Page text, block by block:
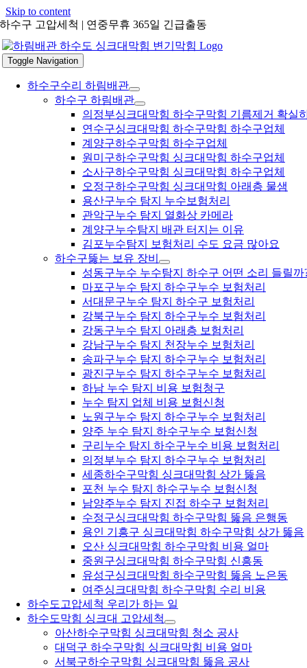
Skip to content
하수구 고압세척 | 연중무휴 365일 긴급출동
Toggle Navigation
하수구수리 하림배관
하수구 하림배관
의정부싱크대막힘 하수구막힘 기름제거 확실
연수구싱크대막힘 하수구막힘 하수구업체
계양구하수구막힘 하수구업체
원미구하수구막힘 싱크대막힘 하수구업체
소사구하수구막힘 싱크대막힘 하수구업체
오정구하수구막힘 싱크대막힘 아래층 물샘
용산구누수 탐지 누수보험처리
관악구누수 탐지 열화상 카메라
계양구누수탐지 배관 터지는 이유
김포누수탐지 보험처리 수도 요금 많아요
하수구뚫는 보유 장비
성동구누수 누수탐지 하수구 어떤 소리 들릴까
마포구누수 탐지 하수구누수 보험처리
서대문구누수 탐지 하수구 보험처리
강북구누수 탐지 하수구누수 보험처리
강동구누수 탐지 아래층 보험처리
강남구누수 탐지 천장누수 보험처리
송파구누수 탐지 하수구누수 보험처리
광진구누수 탐지 하수구누수 보험처리
하남 누수 탐지 비용 보험청구
누수 탐지 업체 비용 보험신청
노원구누수 탐지 하수구누수 보험처리
양주 누수 탐지 하수구누수 보험신청
구리누수 탐지 하수구누수 비용 보험처리
의정부누수 탐지 하수구누수 보험처리
세종하수구막힘 싱크대막힘 상가 뚫음
포천 누수 탐지 하수구누수 보험신청
남양주누수 탐지 진접 하수구 보험처리
수정구싱크대막힘 하수구막힘 뚫음 은행동
용인 기흥구 싱크대막힘 하수구막힘 상가 뚫음
오산 싱크대막힘 하수구막힘 비용 얼마
중원구싱크대막힘 하수구막힘 신흥동
유성구싱크대막힘 하수구막힘 뚫음 노은동
여주싱크대막힘 하수구막힘 수리 비용
하수도고압세척 우리가 하는 일
하수도막힘 싱크대 고압세척
아산하수구막힘 싱크대막힘 청소 공사
대덕구 하수구막힘 싱크대막힘 비용 얼마
서북구하수구막힘 싱크대막힘 뚫음 공사